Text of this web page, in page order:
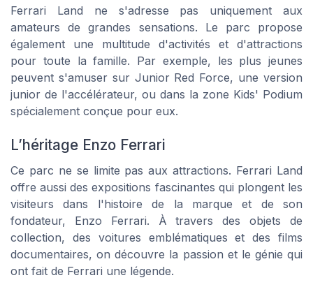
Ferrari Land ne s'adresse pas uniquement aux
amateurs de grandes sensations. Le parc propose
également une multitude d'activités et d'attractions
pour toute la famille. Par exemple, les plus jeunes
peuvent s'amuser sur Junior Red Force, une version
junior de l'accélérateur, ou dans la zone Kids' Podium
spécialement conçue pour eux.
L’héritage Enzo Ferrari
Ce parc ne se limite pas aux attractions. Ferrari Land
offre aussi des expositions fascinantes qui plongent les
visiteurs dans l'histoire de la marque et de son
fondateur, Enzo Ferrari. À travers des objets de
collection, des voitures emblématiques et des films
documentaires, on découvre la passion et le génie qui
ont fait de Ferrari une légende.